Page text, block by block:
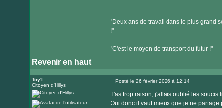
"Deux ans de travail dans le plus grand
!"
"C'est le moyen de transport du futur !"
Revenir en haut
Toy'l
Citoyen d'Hillys
Posté le 26 février 2026 à 12:14
T'as trop raison, j'allais oublié les soucis
Oui donc il vaut mieux que je ne